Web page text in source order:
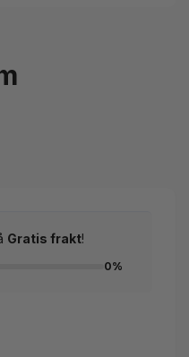
Gratis frakt!
0%